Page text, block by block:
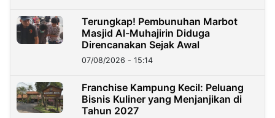
Terungkap! Pembunuhan Marbot
Masjid Al-Muhajirin Diduga
Direncanakan Sejak Awal
07/08/2026 - 15:14
Franchise Kampung Kecil: Peluang
Bisnis Kuliner yang Menjanjikan di
Tahun 2027